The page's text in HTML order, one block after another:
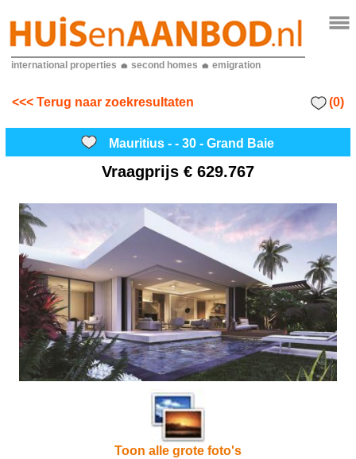
international properties second homes emigration
<<< Terug naar zoekresultaten (0)
Mauritius - - 30 - Grand Baie
Vraagprijs € 629.767
Toon alle grote foto's